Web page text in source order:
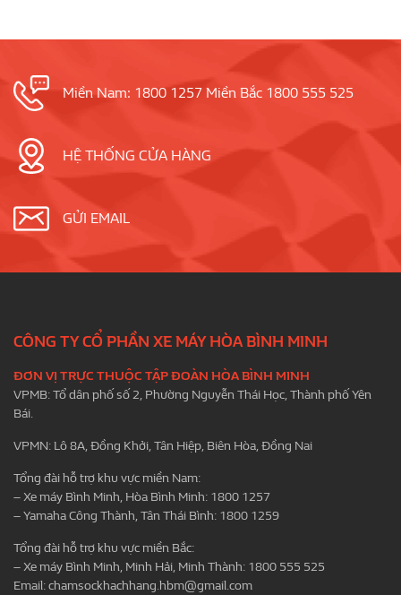
Miền Nam: 1800 1257 Miền Bắc 1800 555 525
HỆ THỐNG CỬA HÀNG
GỬI EMAIL
CÔNG TY CỔ PHẦN XE MÁY HÒA BÌNH MINH
ĐƠN VỊ TRỰC THUỘC TẬP ĐOÀN HÒA BÌNH MINH
VPMB: Tổ dân phố số 2, Phường Nguyễn Thái Học, Thành phố Yên
Bái.
VPMN: Lô 8A, Đồng Khởi, Tân Hiệp, Biên Hòa, Đồng Nai
Tổng đài hỗ trợ khu vực miền Nam:
– Xe máy Bình Minh, Hòa Bình Minh: 1800 1257
– Yamaha Công Thành, Tân Thái Bình: 1800 1259
Tổng đài hỗ trợ khu vực miền Bắc:
– Xe máy Bình Minh, Minh Hải, Minh Thành: 1800 555 525
Email:chamsockhachhang.hbm@gmail.com